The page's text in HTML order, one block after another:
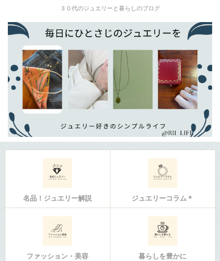
３０代のジュエリーと暮らしのブログ
名品！ジュエリー解説 ジュエリーコラム＊
ファッション・美容 暮らしを豊かに